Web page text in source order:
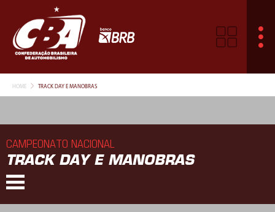
HOME TRACK DAY E MANOBRAS
CAMPEONATO NACIONAL
TRACK DAY E MANOBRAS